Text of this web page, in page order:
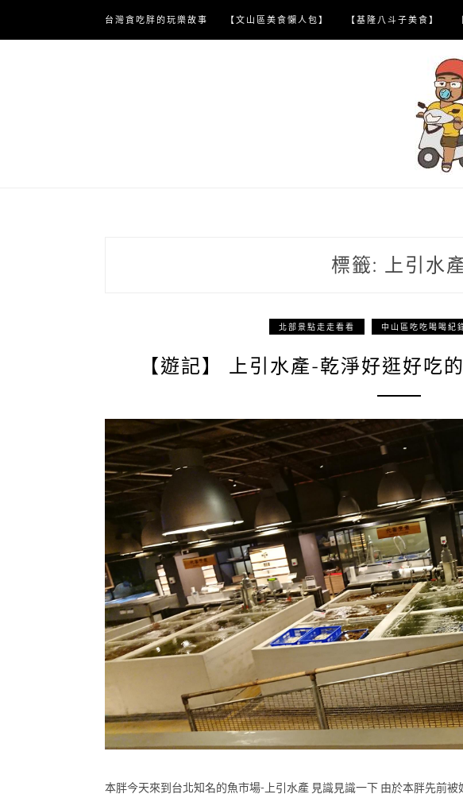
content
台灣貪吃胖的玩樂故事 【文山區美食懶人包】 【基隆八斗子美食】
標籤: 上引水
北部景點走走看看 中山區吃吃喝喝紀
【遊記】 上引水產-乾淨好逛好吃
本胖今天來到台北知名的魚市場-上引水產 見識見識一下 由於本胖先前